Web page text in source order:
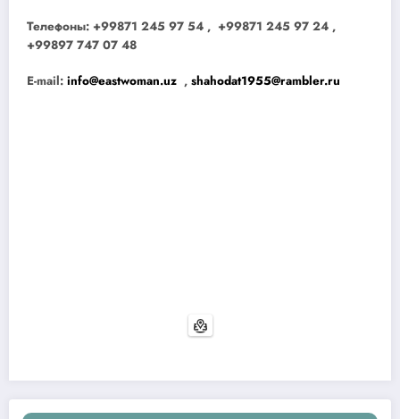
Телефоны: +99871 245 97 54 , +99871 245 97 24 ,
+99897 747 07 48
E-mail: info@eastwoman.uz , shahodat1955@rambler.ru